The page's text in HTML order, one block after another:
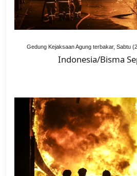
Gedung Kejaksaan Agung terbakar, Sabtu
Indonesia/Bisma